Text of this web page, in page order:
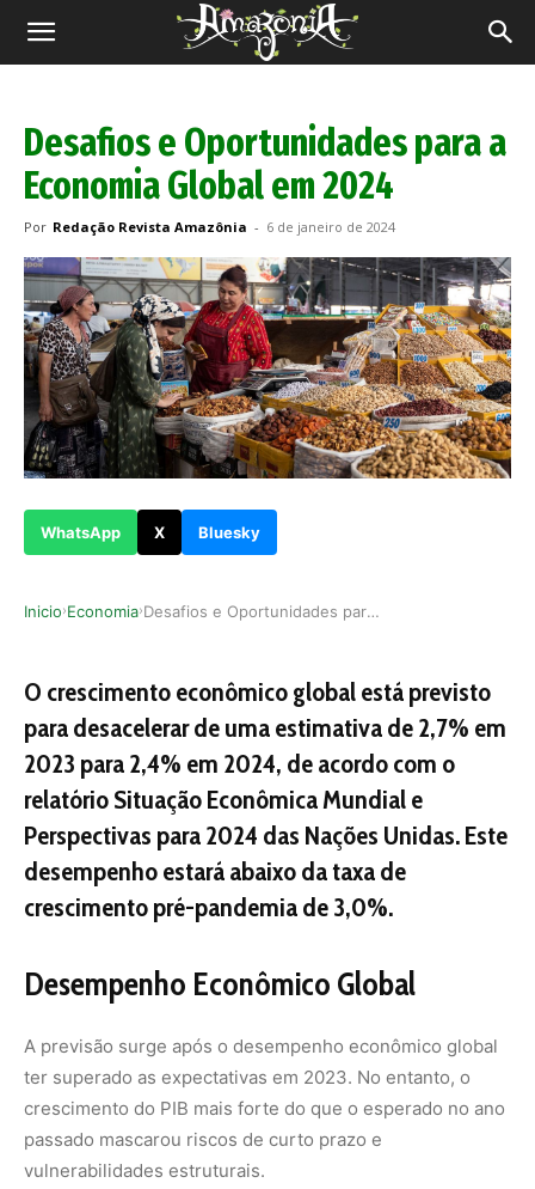
Revista
Desafios e Oportunidades para a
Economia Global em 2024
Por Redação Revista Amazônia - 6 de janeiro de 2024
WhatsApp X Bluesky
Inicio›Economia› Desafios e Oportunidades para a Economia Global…
O crescimento econômico global está previsto
para desacelerar de uma estimativa de 2,7% em
2023 para 2,4% em 2024, de acordo com o
relatório Situação Econômica Mundial e
Perspectivas para 2024 das Nações Unidas. Este
desempenho estará abaixo da taxa de
crescimento pré-pandemia de 3,0%.
Desempenho Econômico Global
A previsão surge após o desempenho econômico global
ter superado as expectativas em 2023. No entanto, o
crescimento do PIB mais forte do que o esperado no ano
passado mascarou riscos de curto prazo e
vulnerabilidades estruturais.